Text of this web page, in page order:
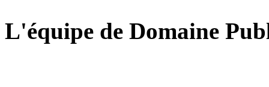
L'équipe de Domaine